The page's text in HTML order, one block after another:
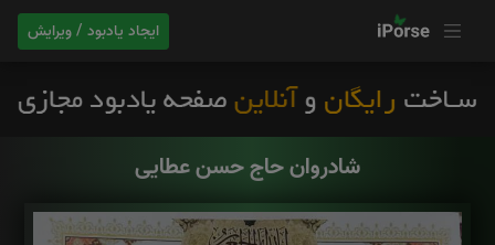
ایجاد یادبود / ویرایش
شادروان حاج حسن عطایی